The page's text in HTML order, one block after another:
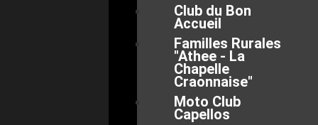
Club du Bon
Accueil
Familles Rurales
"Athee - La
Chapelle
Craonnaise"
Moto Club
Capellos